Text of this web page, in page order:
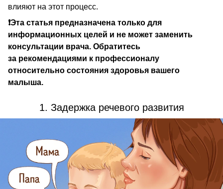
влияют на этот процесс.
❗Эта статья предназначена только для
информационных целей и не может заменить
консультации врача. Обратитесь
за рекомендациями к профессионалу
относительно состояния здоровья вашего
малыша.
1. Задержка речевого развития